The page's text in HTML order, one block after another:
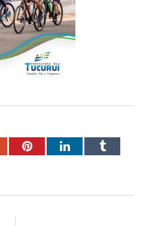
PinterestLinkedInTumblr